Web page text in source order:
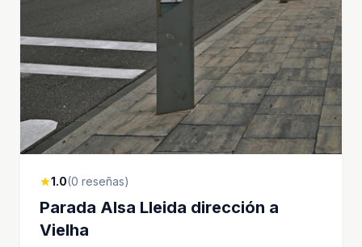
star1.0(0 reseñas)
Parada Alsa Lleida dirección a
Vielha